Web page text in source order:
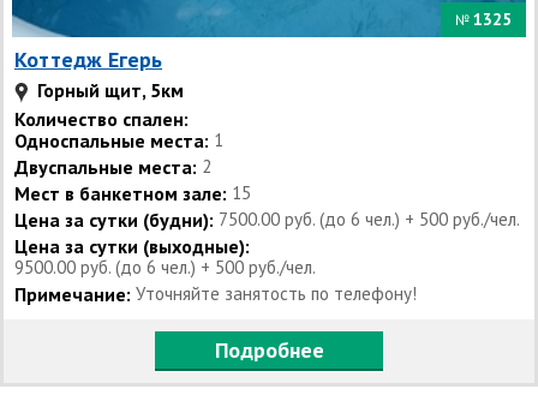
№ 1325
Коттедж Егерь
Горный щит, 5км
Количество спален:
Односпальные места: 1
Двуспальные места: 2
Мест в банкетном зале: 15
Цена за сутки (будни): 7500.00 руб. (до 6 чел.) + 500 руб./чел.
Цена за сутки (выходные):
9500.00 руб. (до 6 чел.) + 500 руб./чел.
Примечание: Уточняйте занятость по телефону!
Подробнее